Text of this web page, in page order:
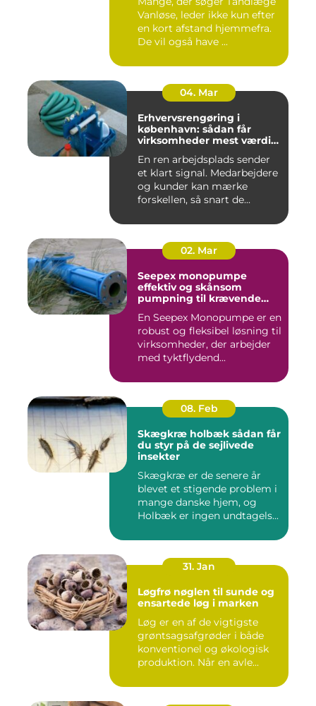
Vanløse, leder ikke kun efter
en kort afstand hjemmefra.
De vil også have ...
04. Mar
Erhvervsrengøring i
københavn: sådan får
virksomheder mest værdi
En ren arbejdsplads sender
et klart signal. Medarbejdere
og kunder kan mærke
forskellen, så snart de...
02. Mar
Seepex monopumpe
effektiv og skånsom
pumpning til krævende
En Seepex Monopumpe er en
robust og fleksibel løsning til
virksomheder, der arbejder
med tyktflydend...
08. Feb
Skægkræ holbæk sådan får
du styr på de sejlivede
insekter
Skægkræ er de senere år
blevet et stigende problem i
mange danske hjem, og
Holbæk er ingen undtagels...
31. Jan
Løgfrø nøglen til sunde og
ensartede løg i marken
Løg er en af de vigtigste
grøntsagsafgrøder i både
konventionel og økologisk
produktion. Når en avle...